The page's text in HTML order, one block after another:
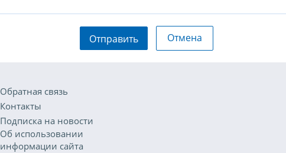
Отправить Отмена
Обратная связь
Контакты
Подписка на новости
Об использовании
информации сайта